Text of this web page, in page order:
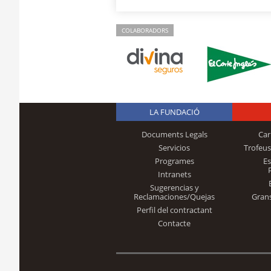
COLABORADORS
LA FUNDACIÓ
Documents Legals
Servicios
Programes
Intranets
Sugerencias y
Reclamaciones/Quejas
Perfil del contractant
Contacte